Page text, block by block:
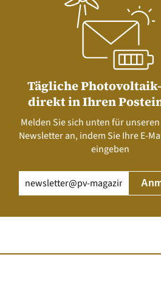
Tägliche
direkt in Ihren
Melden Sie sich unten für
Newsletter an, indem Sie Ihre E-
eingeben
(erforderlich)